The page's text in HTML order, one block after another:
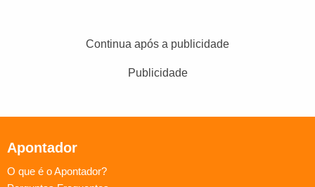
Continua após a publicidade
Publicidade
Apontador
O que é o Apontador?